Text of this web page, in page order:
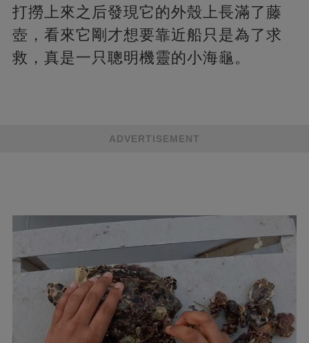
打撈上來之后發現它的外殼上長滿了藤
壺，看來它剛才想要靠近船只是為了求
救，真是一只聰明機靈的小海龜。
ADVERTISEMENT